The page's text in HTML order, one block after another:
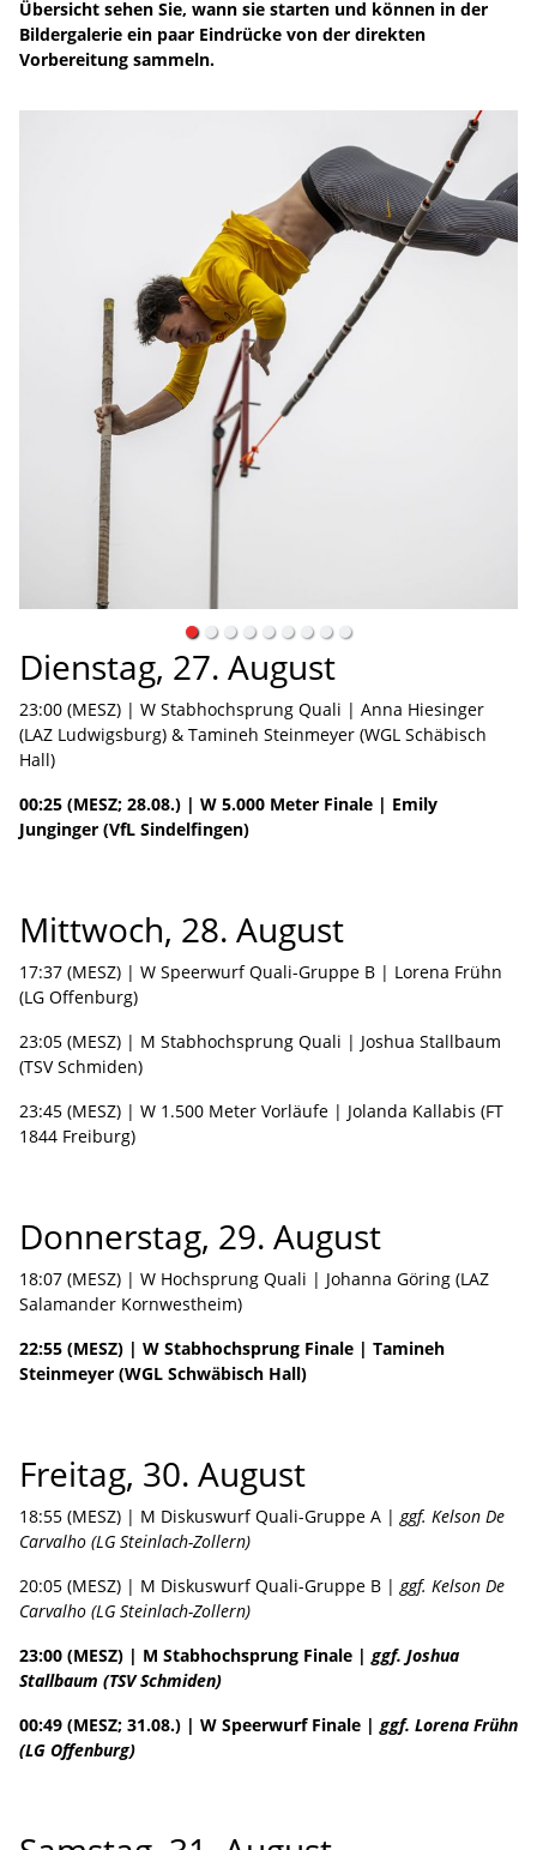
Übersicht sehen Sie, wann sie starten und können in der
Bildergalerie ein paar Eindrücke von der direkten
Vorbereitung sammeln.
Dienstag, 27. August
23:00 (MESZ) | W Stabhochsprung Quali | Anna Hiesinger
(LAZ Ludwigsburg) & Tamineh Steinmeyer (WGL Schäbisch
Hall)
00:25 (MESZ; 28.08.) | W 5.000 Meter Finale | Emily
Junginger (VfL Sindelfingen)
Mittwoch, 28. August
17:37 (MESZ) | W Speerwurf Quali-Gruppe B | Lorena Frühn
(LG Offenburg)
23:05 (MESZ) | M Stabhochsprung Quali | Joshua Stallbaum
(TSV Schmiden)
23:45 (MESZ) | W 1.500 Meter Vorläufe | Jolanda Kallabis (FT
1844 Freiburg)
Donnerstag, 29. August
18:07 (MESZ) | W Hochsprung Quali | Johanna Göring (LAZ
Salamander Kornwestheim)
22:55 (MESZ) | W Stabhochsprung Finale | Tamineh
Steinmeyer (WGL Schwäbisch Hall)
Freitag, 30. August
18:55 (MESZ) | M Diskuswurf Quali-Gruppe A | ggf. Kelson De
Carvalho (LG Steinlach-Zollern)
20:05 (MESZ) | M Diskuswurf Quali-Gruppe B | ggf. Kelson De
Carvalho (LG Steinlach-Zollern)
23:00 (MESZ) | M Stabhochsprung Finale | ggf. Joshua
Stallbaum (TSV Schmiden)
00:49 (MESZ; 31.08.) | W Speerwurf Finale | ggf. Lorena Frühn
(LG Offenburg)